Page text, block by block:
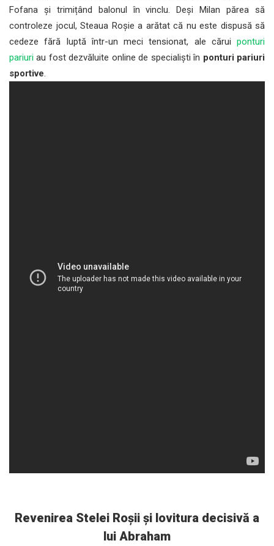
Fofana și trimițând balonul în vinclu. Deși Milan părea să
controleze jocul, Steaua Roșie a arătat că nu este dispusă să
cedeze fără luptă într-un meci tensionat, ale cărui ponturi
pariuri au fost dezvăluite online de specialiști în ponturi pariuri
sportive.
Revenirea Stelei Roșii și lovitura decisivă a
lui Abraham